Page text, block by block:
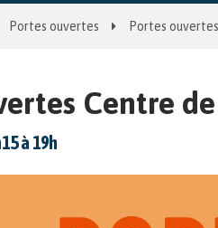
Portes ouvertes Portes
Centre
à 19h